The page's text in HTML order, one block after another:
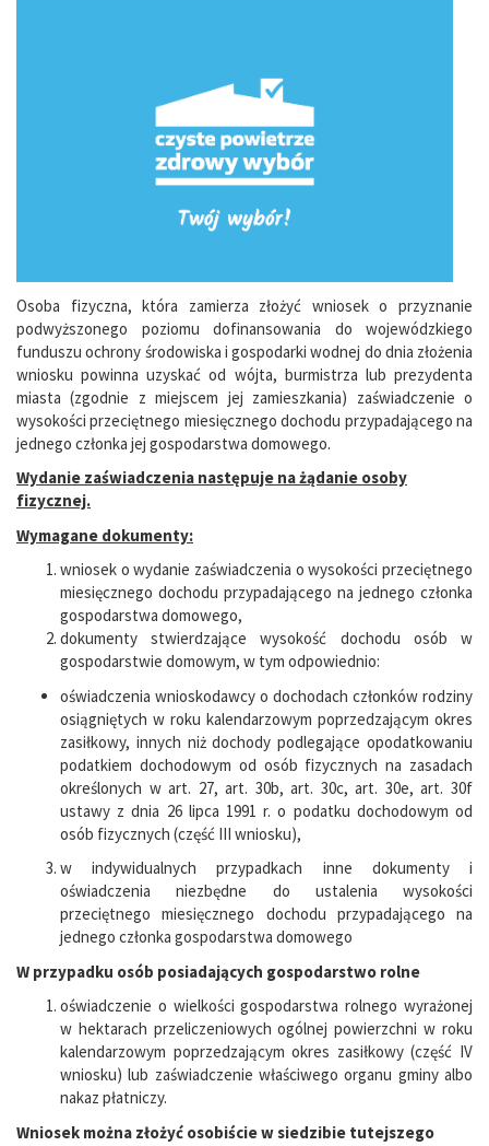
Osoba fizyczna, która zamierza złożyć wniosek o przyznanie
podwyższonego poziomu dofinansowania do wojewódzkiego
funduszu ochrony środowiska i gospodarki wodnej do dnia złożenia
wniosku powinna uzyskać od wójta, burmistrza lub prezydenta
miasta (zgodnie z miejscem jej zamieszkania) zaświadczenie o
wysokości przeciętnego miesięcznego dochodu przypadającego na
jednego członka jej gospodarstwa domowego.
Wydanie zaświadczenia następuje na żądanie osoby
fizycznej.
Wymagane dokumenty:
wniosek o wydanie zaświadczenia o wysokości przeciętnego
miesięcznego dochodu przypadającego na jednego członka
gospodarstwa domowego,
dokumenty stwierdzające wysokość dochodu osób w
gospodarstwie domowym, w tym odpowiednio:
​oświadczenia wnioskodawcy o dochodach członków rodziny
osiągniętych w roku kalendarzowym poprzedzającym okres
zasiłkowy, innych niż dochody podlegające opodatkowaniu
podatkiem dochodowym od osób fizycznych na zasadach
określonych w art. 27, art. 30b, art. 30c, art. 30e, art. 30f
ustawy z dnia 26 lipca 1991 r. o podatku dochodowym od
osób fizycznych (część III wniosku),
​w indywidualnych przypadkach inne dokumenty i
oświadczenia niezbędne do ustalenia wysokości
przeciętnego miesięcznego dochodu przypadającego na
jednego członka gospodarstwa domowego
W przypadku osób posiadających gospodarstwo rolne
oświadczenie o wielkości gospodarstwa rolnego wyrażonej
w hektarach przeliczeniowych ogólnej powierzchni w roku
kalendarzowym poprzedzającym okres zasiłkowy (część IV
wniosku) lub zaświadczenie właściwego organu gminy albo
nakaz płatniczy.
Wniosek można złożyć osobiście w siedzibie tutejszego